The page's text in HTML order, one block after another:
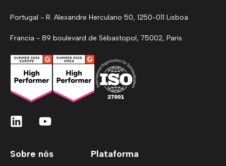
Portugal - R. Alexandre Herculano 50, 1250-011 Lisboa
Francia - 89 boulevard de Sébastopol, 75002, Paris
Sobre nós Plataforma